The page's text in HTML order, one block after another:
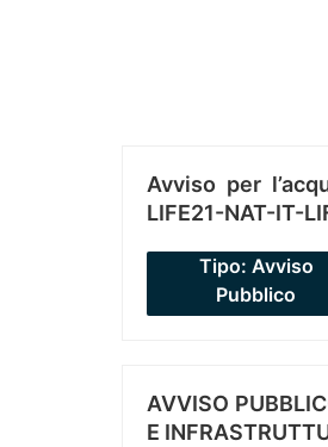
Avviso per
LIFE21-NAT-IT-
Tipo: Avviso
Pubblico
AVVISO
E